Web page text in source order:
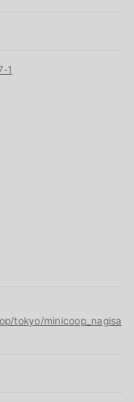
1
tokyo/minicoop_nagisa